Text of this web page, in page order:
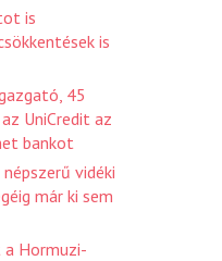
is
is
45
UniCredit az
bankot
vidéki
már ki sem
a Hormuzi-